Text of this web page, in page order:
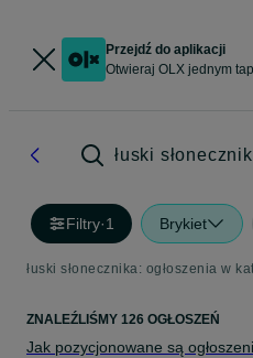
Przejdź do aplikacji
Otwieraj OLX jednym
łuski
Filtry·1 Brykiet
łuski słonecznika: ogłoszenia w
ZNALEŹLIŚMY 126 OGŁOSZEŃ
Jak pozycjonowane są